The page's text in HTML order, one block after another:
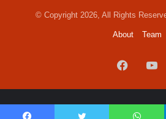
© Copyright 2026, All Rights
About Team